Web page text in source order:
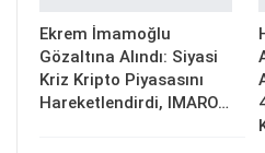
Ekrem İmamoğlu
Gözaltına Alındı: Siyasi
Kriz Kripto Piyasasını
Hareketlendirdi, IMARO…